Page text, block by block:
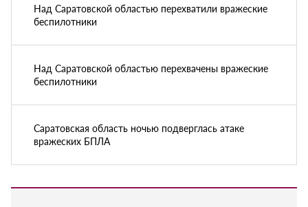
Над Саратовской областью перехватили вражеские
беспилотники
Над Саратовской областью перехвачены вражеские
беспилотники
Саратовская область ночью подверглась атаке
вражеских БПЛА